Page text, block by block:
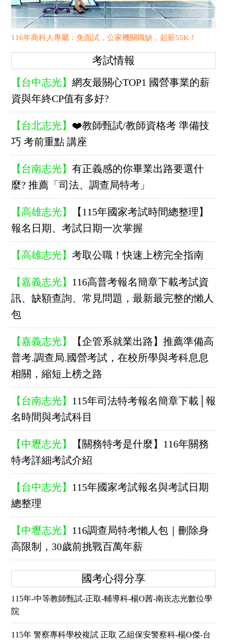
116年商科人專屬：免面試，公家機關職缺，起薪55K！
考試情報
【台中志光】 網友最關心TOP1 國營事業的薪
資與年終CP值有多好?
【台北志光】 ❤️教師甄試/教師資格考 準備技
巧 考前重點 講座
【台南志光】 有正義感的你畢業出路要選什
麼? 推薦「司法、調查局特考」
【高雄志光】
【115年國家考試時間總整理】
報名日期、考試日期一次掌握
【高雄志光】 考取公職！快速上榜完全指南
【嘉義志光】 116高普考報名簡章下載考試資
訊、缺額查詢、常見問題，最新最完整的懶人
包
【嘉義志光】
【企管系就業出路】推薦準備高
普考.調查局.國營考試，在校所學與考科息息
相關，縮短上榜之路
【台南志光】 115年司法特考報名簡章下載│報
名時間與考試科目
【中壢志光】
【關務特考是什麼】116年關務
特考詳細考試介紹
【台中志光】 115年國家考試報名與考試日期
總整理
【中壢志光】 116調查局特考懶人包｜刪除身
高限制，30歲前挑戰百萬年薪
國考心得分享
115年-中等教師甄試-正取-輔導科-楊O茜-南崁志光數位學
院
115年 警察專科學校複試 正取 乙組保安警察科-楊O傑-台